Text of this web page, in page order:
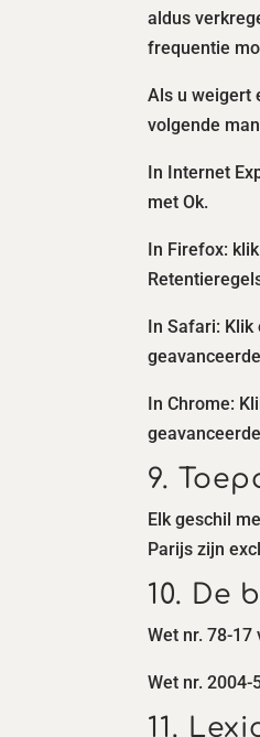
aldus
frequentie
Als u weigert
volgende
In Internet
met Ok.
In Firefox:
In Safari: Klik
In Chrome:
9.
Elk geschil
Parijs zijn
10. De
Wet nr. 78-
Wet nr.
11.